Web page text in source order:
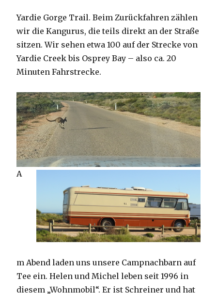
Yardie Gorge Trail. Beim Zurückfahren zählen
wir die Kangurus, die teils direkt an der Straße
sitzen. Wir sehen etwa 100 auf der Strecke von
Yardie Creek bis Osprey Bay – also ca. 20
Minuten Fahrstrecke.
A
m Abend laden uns unsere Campnachbarn auf
Tee ein. Helen und Michel leben seit 1996 in
diesem „Wohnmobil“. Er ist Schreiner und hat